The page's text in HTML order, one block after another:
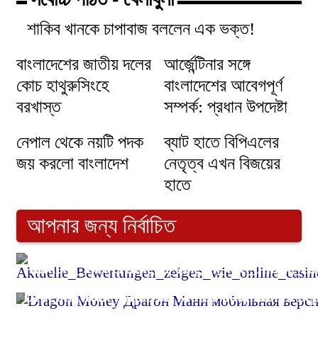
শাকিব খানকে চাপাবাজ বললেন এক ভক্ত!
বাংলাদেশের জাতীয় দলের
কোচ হাথুরুসিংহে
বরখাস্ত
আর্জেন্টিনার সঙ্গে
বাংলাদেশের আবেগপূর্ণ
সম্পর্ক: প্রধান উপদেষ্টা
নেপাল থেকে নয়টি পদক
জয় করলো বাংলাদেশ
ব্যাট হাতে বিপিএলের
নেতৃত্ব এখন বিজয়ের
হাতে
আপনার জন্য নির্বাচিত
Dragon Money Драгон Мани мобильная